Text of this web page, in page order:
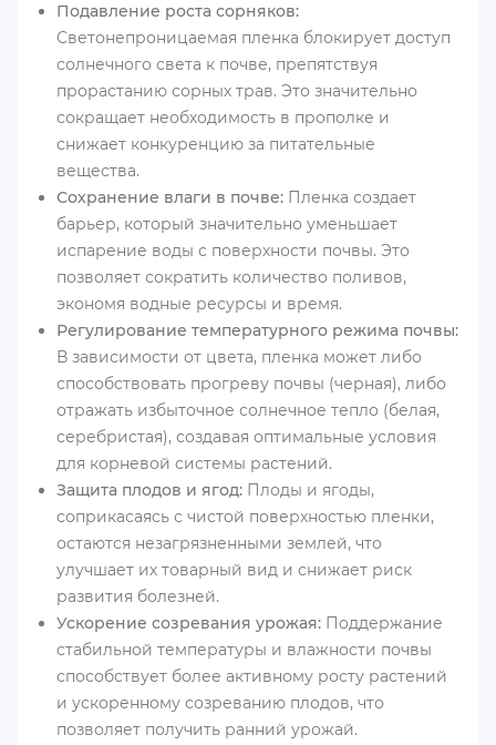
Подавление роста сорняков:
Светонепроницаемая пленка блокирует доступ
солнечного света к почве, препятствуя
прорастанию сорных трав. Это значительно
сокращает необходимость в прополке и
снижает конкуренцию за питательные
вещества.
Сохранение влаги в почве: Пленка создает
барьер, который значительно уменьшает
испарение воды с поверхности почвы. Это
позволяет сократить количество поливов,
экономя водные ресурсы и время.
Регулирование температурного режима почвы:
В зависимости от цвета, пленка может либо
способствовать прогреву почвы (черная), либо
отражать избыточное солнечное тепло (белая,
серебристая), создавая оптимальные условия
для корневой системы растений.
Защита плодов и ягод: Плоды и ягоды,
соприкасаясь с чистой поверхностью пленки,
остаются незагрязненными землей, что
улучшает их товарный вид и снижает риск
развития болезней.
Ускорение созревания урожая: Поддержание
стабильной температуры и влажности почвы
способствует более активному росту растений
и ускоренному созреванию плодов, что
позволяет получить ранний урожай.